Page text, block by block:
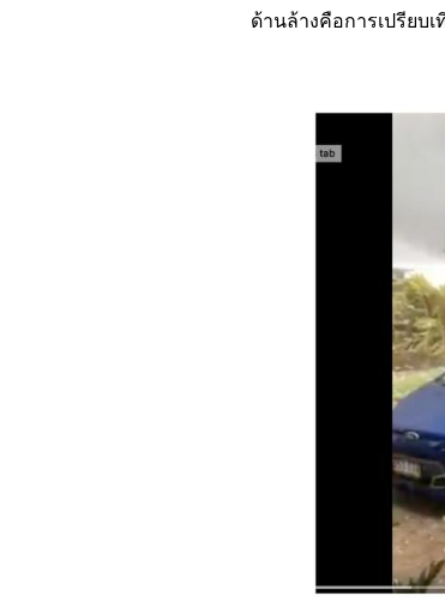
ด้านล้างคือการเปรียบ